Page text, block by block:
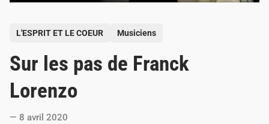
s
t
e
d
L'ESPRIT ET LE COEUR Musiciens
Sur les pas de Franck
Lorenzo
8 avril 2020